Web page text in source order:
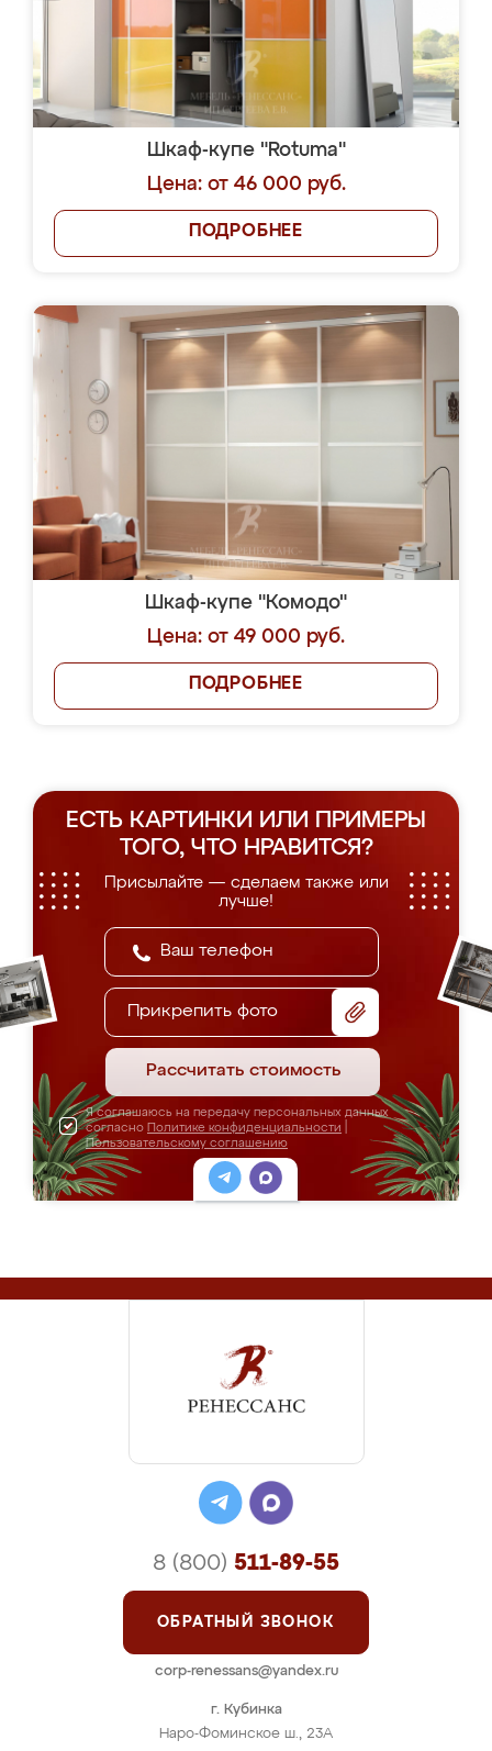
Шкаф-купе "Rotuma"
Цена: от 46 000 руб.
ПОДРОБНЕЕ
Шкаф-купе "Комодо"
Цена: от 49 000 руб.
ПОДРОБНЕЕ
ЕСТЬ КАРТИНКИ ИЛИ ПРИМЕРЫ
ТОГО, ЧТО НРАВИТСЯ?
Присылайте — сделаем также или
лучше!
Прикрепить фото
Рассчитать стоимость
Я соглашаюсь на передачу персональных данных
согласно Политике конфиденциальности
Пользовательскому соглашению
г. Кубинка
Наро-Фоминское ш., 23А
8 (800) 511-89-55
ОБРАТНЫЙ ЗВОНОК
corp-renessans@yandex.ru